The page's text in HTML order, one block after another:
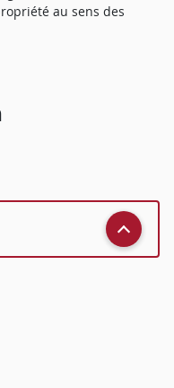
au sens des